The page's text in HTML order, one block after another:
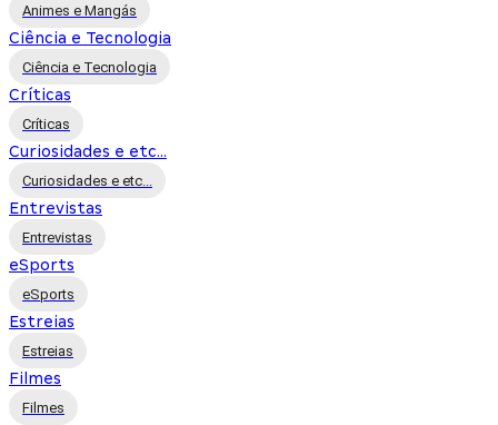
Animes e Mangás
Ciência e Tecnologia
Ciência e Tecnologia
Críticas
Críticas
Curiosidades e etc...
Curiosidades e etc...
Entrevistas
Entrevistas
eSports
eSports
Estreias
Estreias
Filmes
Filmes